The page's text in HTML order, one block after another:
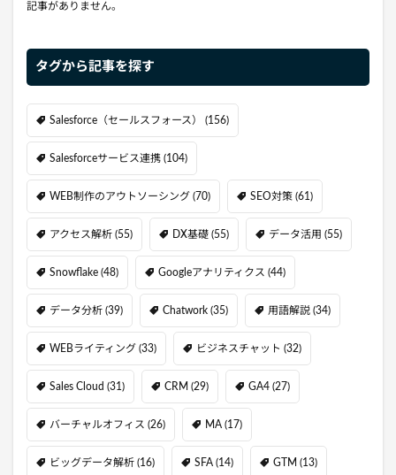
記事がありません。
タグから記事を探す
Salesforce（セールスフォース） (156)
Salesforceサービス連携 (104)
WEB制作のアウトソーシング (70) SEO対策 (61)
アクセス解析 (55) DX基礎 (55) データ活用 (55)
Snowflake (48) Googleアナリティクス (44)
データ分析 (39) Chatwork (35) 用語解説 (34)
WEBライティング (33) ビジネスチャット (32)
Sales Cloud (31) CRM (29) GA4 (27)
バーチャルオフィス (26) MA (17)
ビッグデータ解析 (16) SFA (14) GTM (13)